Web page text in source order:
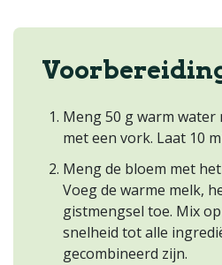
Meng 50 g warm water
met een vork. Laat 10
Meng de bloem met
Voeg de warme melk,
gistmengsel toe. Mix
snelheid tot alle
gecombineerd zijn.